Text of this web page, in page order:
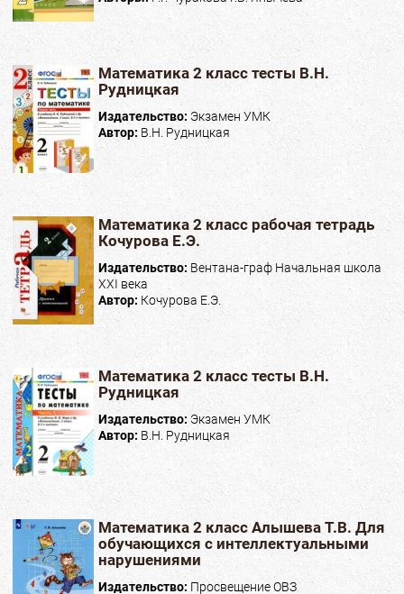
Математика 2 класс тесты В.Н.
Рудницкая
Издательство: Экзамен УМК
Автор: В.Н. Рудницкая
Математика 2 класс рабочая тетрадь
Кочурова Е.Э.
Издательство: Вентана-граф Начальная школа
XXI века
Автор: Кочурова Е.Э.
Математика 2 класс тесты В.Н.
Рудницкая
Издательство: Экзамен УМК
Автор: В.Н. Рудницкая
Математика 2 класс Алышева Т.В. Для
обучающихся с интеллектуальными
нарушениями
Издательство: Просвещение ОВЗ